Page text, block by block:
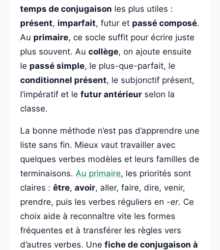
temps de conjugaison les plus utiles :
présent, imparfait, futur et passé composé.
Au primaire, ce socle suffit pour écrire juste
plus souvent. Au collège, on ajoute ensuite
le passé simple, le plus-que-parfait, le
conditionnel présent, le subjonctif présent,
l’impératif et le futur antérieur selon la
classe.
La bonne méthode n’est pas d’apprendre une
liste sans fin. Mieux vaut travailler avec
quelques verbes modèles et leurs familles de
terminaisons. Au primaire, les priorités sont
claires : être, avoir, aller, faire, dire, venir,
prendre, puis les verbes réguliers en -er. Ce
choix aide à reconnaître vite les formes
fréquentes et à transférer les règles vers
d’autres verbes. Une fiche de conjugaison à